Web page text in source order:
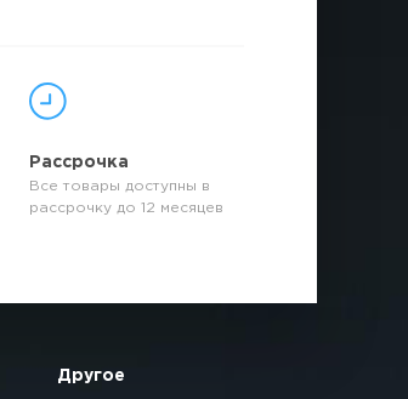
Рассрочка
Все товары доступны в
рассрочку до 12 месяцев
Другое